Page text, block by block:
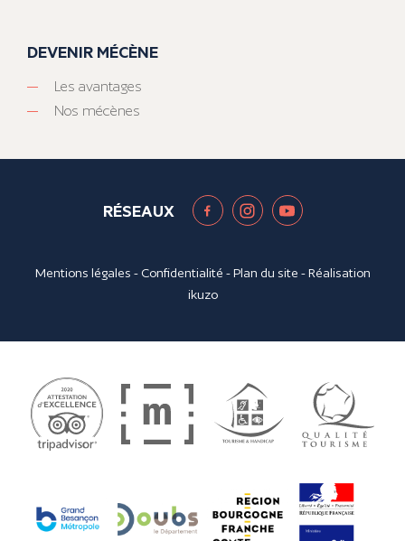
DEVENIR MÉCÈNE
Les avantages
Nos mécènes
RÉSEAUX
Mentions légales - Confidentialité -Plan du site - Réalisation
ikuzo